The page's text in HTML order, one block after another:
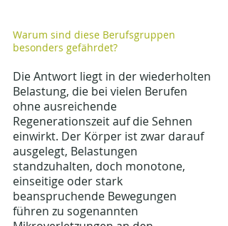
Warum sind diese Berufsgruppen
besonders gefährdet?
Die Antwort liegt in der wiederholten
Belastung, die bei vielen Berufen
ohne ausreichende
Regenerationszeit auf die Sehnen
einwirkt. Der Körper ist zwar darauf
ausgelegt, Belastungen
standzuhalten, doch monotone,
einseitige oder stark
beanspruchende Bewegungen
führen zu sogenannten